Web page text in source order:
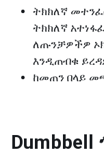
ትክክለኛ
ትክክለኛ
ለጡንቻዎችዎ
እንዲጠብቁ
ከመጠን በላይ